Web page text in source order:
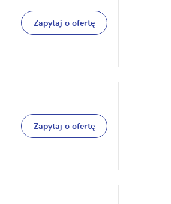
Zapytaj o ofertę
Zapytaj o ofertę